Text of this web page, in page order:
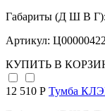
Габариты (Д Ш В
Артикул:
КУПИТЬ В
12 510 Р Тумба